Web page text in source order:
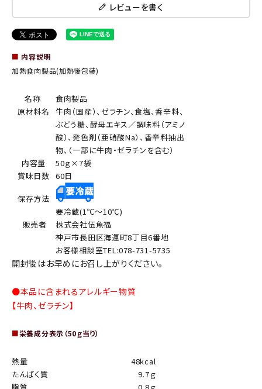
レビューを書く
■ 内容説明
加熱食肉製品(加熱後包装)
名称
食肉製品
原材料名
牛肉（国産）、ゼラチン、食塩、香辛料、
ぶどう糖、酵母エキス／調味料（アミノ
酸）、発色剤（亜硝酸Na）、香辛料抽出
物、（一部に牛肉・ゼラチンを含む）
内容量
50ｇ×7袋
賞味日数 60日
保存方法
要冷蔵(1℃～10℃)
販売者
株式会社伍魚福
神戸市長田区海運町8丁目6番地
お客様相談室TEL:078-731-5735
開封後はお早めにお召し上がりください。
●本品に含まれるアレルギー物質
【牛肉、ゼラチン】
■栄養成分表示（50ｇ当り）
熱量
48kcal
たんぱく質
9.7ｇ